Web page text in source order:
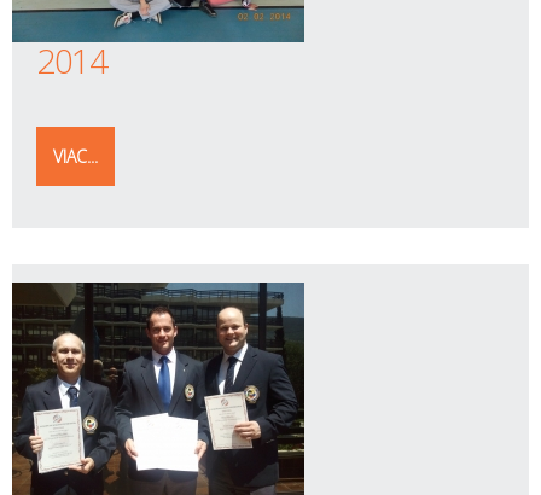
2014
VIAC...